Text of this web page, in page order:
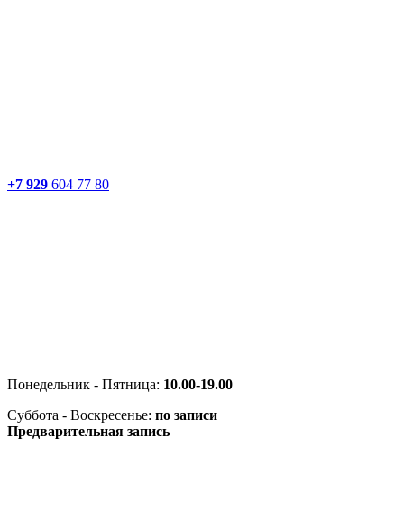
+7 929 604 77 80
Понедельник - Пятница: 10.00-19.00
Суббота - Воскресенье: по записи
Предварительная запись